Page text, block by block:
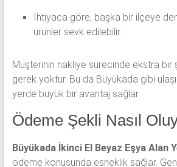
İhtiyaca göre, başka bir ilçeye
ürünler sevk edilebilir.
Müşterinin nakliye sürecinde ekstra bir
gerek yoktur. Bu da Büyükada gibi
yerde büyük bir avantaj sağlar.
Ödeme Şekli Nasıl
Büyükada İkinci El Beyaz Eşya Alan
ödeme konusunda esneklik sağlar.